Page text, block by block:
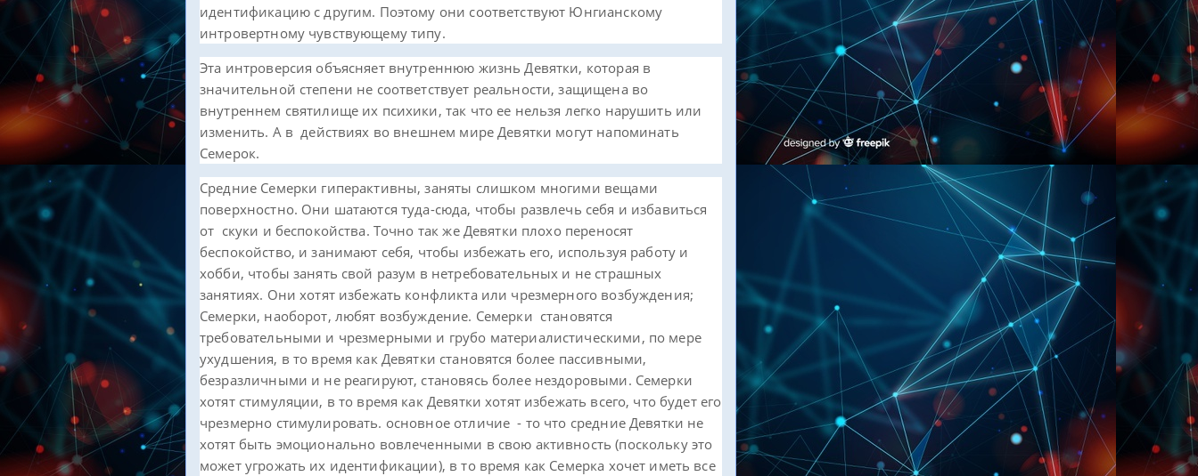
идентификацию с другим. Поэтому они соответствуют Юнгианскому
интровертному чувствующему типу.
Эта интроверсия объясняет внутреннюю жизнь Девятки, которая в
значительной степени не соответствует реальности, защищена во
внутреннем святилище их психики, так что ее нельзя легко нарушить или
изменить. А в действиях во внешнем мире Девятки могут напоминать
Семерок.
Средние Семерки гиперактивны, заняты слишком многими вещами
поверхностно. Они шатаются туда-сюда, чтобы развлечь себя и избавиться
от скуки и беспокойства. Точно так же Девятки плохо переносят
беспокойство, и занимают себя, чтобы избежать его, используя работу и
хобби, чтобы занять свой разум в нетребовательных и не страшных
занятиях. Они хотят избежать конфликта или чрезмерного возбуждения;
Семерки, наоборот, любят возбуждение. Семерки становятся
требовательными и чрезмерными и грубо материалистическими, по мере
ухудшения, в то время как Девятки становятся более пассивными,
безразличными и не реагируют, становясь более нездоровыми. Семерки
хотят стимуляции, в то время как Девятки хотят избежать всего, что будет его
чрезмерно стимулировать. основное отличие - то что средние Девятки не
хотят быть эмоционально вовлеченными в свою активность (поскольку это
может угрожать их идентификации), в то время как Семерка хочет иметь все